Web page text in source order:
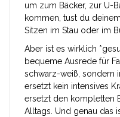
um zum Bäcker, zur U-
kommen, tust du
Sitzen im Stau oder im
Aber ist es wirklich
bequeme Ausrede für
schwarz-weiß, sondern
ersetzt kein intensives
ersetzt den kompletten
Alltags. Und genau das